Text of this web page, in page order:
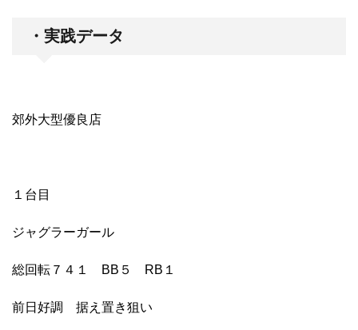
・実践データ
郊外大型優良店
１台目
ジャグラーガール
総回転７４１ BB５ RB１
前日好調 据え置き狙い